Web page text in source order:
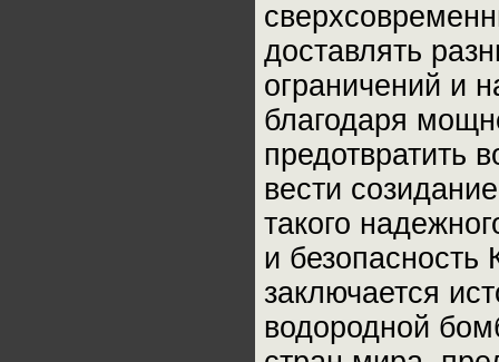
доставлять
ограничений и
благодаря
предотвратить
вести
такого
и безопасность
заключается
водородной